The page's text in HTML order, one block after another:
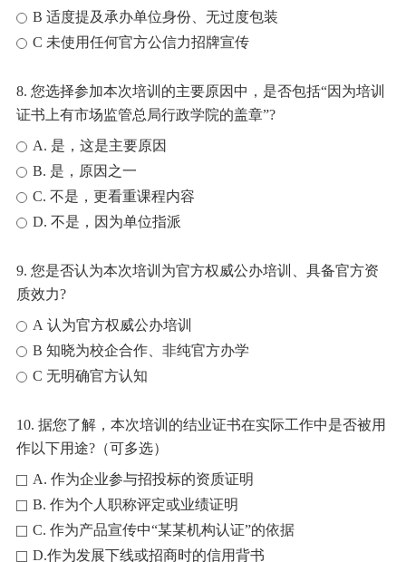
B 适度提及承办单位身份、无过度包装
C 未使用任何官方公信力招牌宣传
8. 您选择参加本次培训的主要原因中，是否包括“因为培训
证书上有市场监管总局行政学院的盖章”?
A. 是，这是主要原因
B. 是，原因之一
C. 不是，更看重课程内容
D. 不是，因为单位指派
9. 您是否认为本次培训为官方权威公办培训、具备官方资
质效力?
A 认为官方权威公办培训
B 知晓为校企合作、非纯官方办学
C 无明确官方认知
10. 据您了解，本次培训的结业证书在实际工作中是否被用
作以下用途?（可多选）
A. 作为企业参与招投标的资质证明
B. 作为个人职称评定或业绩证明
C. 作为产品宣传中“某某机构认证”的依据
D.作为发展下线或招商时的信用背书